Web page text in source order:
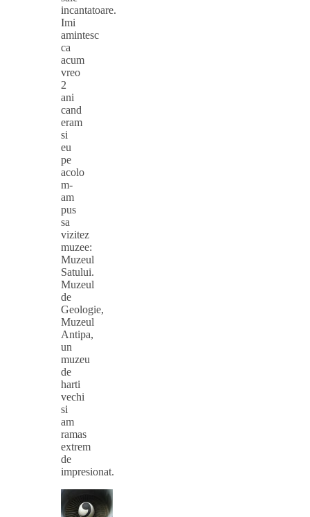
incantatoare.
Imi
amintesc
ca
acum
vreo
2
ani
cand
eram
si
eu
pe
acolo
m-
am
pus
sa
vizitez
muzee:
Muzeul
Satului.
Muzeul
de
Geologie,
Muzeul
Antipa,
un
muzeu
de
harti
vechi
si
am
ramas
extrem
de
impresionat.